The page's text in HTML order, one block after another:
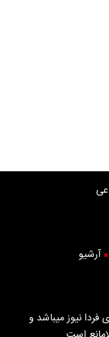
آرشیو
نیوز میباشد و